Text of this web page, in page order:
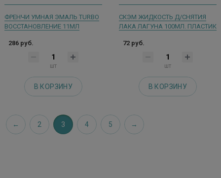
ФРЕНЧИ УМНАЯ ЭМАЛЬ TURBO
ВОССТАНОВЛЕНИЕ 11МЛ
286 руб.
шт
В КОРЗИНУ
СКЭМ ЖИДКОСТЬ Д/СНЯТИЯ
ЛАКА ЛАГУНА 100МЛ. ПЛАСТИК
72 руб.
шт
В КОРЗИНУ
2 3 4 5